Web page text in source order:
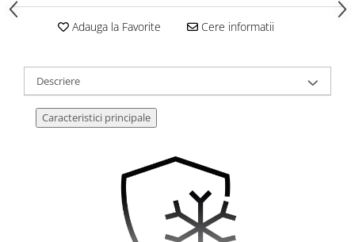
Adauga la Favorite Cere informatii
Descriere
Caracteristici principale